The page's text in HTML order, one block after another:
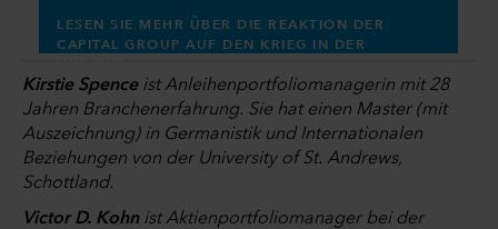
LESEN SIE MEHR ÜBER DIE REAKTION DER
CAPITAL GROUP AUF DEN KRIEG IN DER
Kirstie Spenceist Anleihenportfoliomanagerin mit 28
Jahren Branchenerfahrung. Sie hat einen Master (mit
Auszeichnung) in Germanistik und Internationalen
Beziehungen von der University of St. Andrews,
Schottland.
Victor D. Kohnist Aktienportfoliomanager bei der